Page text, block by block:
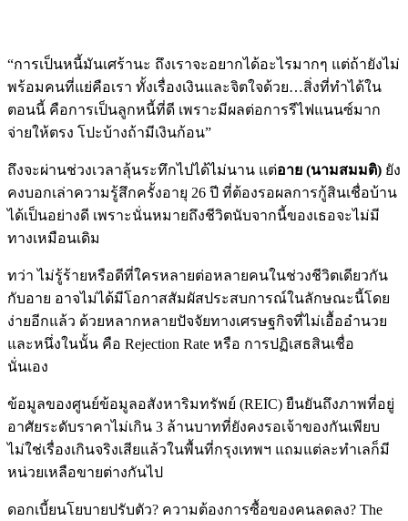
“การเป็นหนี้มันเศร้านะ ถึงเราจะอยากได้อะไรมากๆ แต่ถ้ายังไม่
พร้อมคนที่แย่คือเรา ทั้งเรื่องเงินและจิตใจด้วย…สิ่งที่ทำได้ใน
ตอนนี้ คือการเป็นลูกหนี้ที่ดี เพราะมีผลต่อการรีไฟแนนซ์มาก
จ่ายให้ตรง โปะบ้างถ้ามีเงินก้อน”
ถึงจะผ่านช่วงเวลาลุ้นระทึกไปได้ไม่นาน แต่อาย (นามสมมติ) ยัง
คงบอกเล่าความรู้สึกครั้งอายุ 26 ปี ที่ต้องรอผลการกู้สินเชื่อบ้าน
ได้เป็นอย่างดี เพราะนั่นหมายถึงชีวิตนับจากนี้ของเธอจะไม่มี
ทางเหมือนเดิม
ทว่า ไม่รู้ร้ายหรือดีที่ใครหลายต่อหลายคนในช่วงชีวิตเดียวกัน
กับอาย อาจไม่ได้มีโอกาสสัมผัสประสบการณ์ในลักษณะนี้โดย
ง่ายอีกแล้ว ด้วยหลากหลายปัจจัยทางเศรษฐกิจที่ไม่เอื้ออำนวย
และหนึ่งในนั้น คือ Rejection Rate หรือ การปฏิเสธสินเชื่อ
นั่นเอง
ข้อมูลของศูนย์ข้อมูลอสังหาริมทรัพย์ (REIC) ยืนยันถึงภาพที่อยู่
อาศัยระดับราคาไม่เกิน 3 ล้านบาทที่ยังคงรอเจ้าของกันเพียบ
ไม่ใช่เรื่องเกินจริงเสียแล้วในพื้นที่กรุงเทพฯ แถมแต่ละทำเลก็มี
หน่วยเหลือขายต่างกันไป
ดอกเบี้ยนโยบายปรับตัว? ความต้องการซื้อของคนลดลง? The